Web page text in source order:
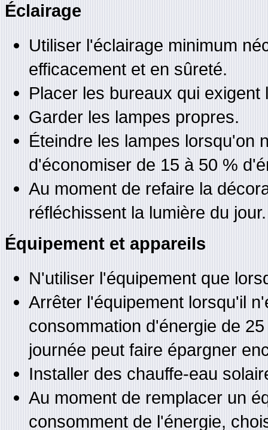
Éclairage
Utiliser l'éclairage minimum
efficacement et en sûreté.
Placer les bureaux qui
Garder les lampes propres.
Éteindre les lampes lorsqu'on
d'économiser de 15 à 50 %
Au moment de refaire la
réfléchissent la lumière du jour.
Équipement et appareils
N'utiliser l'équipement que
Arrêter l'équipement lorsqu'il
consommation d'énergie de
journée peut faire épargner
Installer des chauffe-eau
Au moment de remplacer un
consomment de l'énergie,